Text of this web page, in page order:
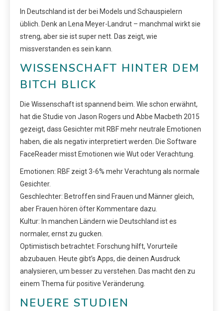
In Deutschland ist der bei Models und Schauspielern
üblich. Denk an Lena Meyer-Landrut – manchmal wirkt sie
streng, aber sie ist super nett. Das zeigt, wie
missverstanden es sein kann.
WISSENSCHAFT HINTER DEM
BITCH BLICK
Die Wissenschaft ist spannend beim. Wie schon erwähnt,
hat die Studie von Jason Rogers und Abbe Macbeth 2015
gezeigt, dass Gesichter mit RBF mehr neutrale Emotionen
haben, die als negativ interpretiert werden. Die Software
FaceReader misst Emotionen wie Wut oder Verachtung.
Emotionen: RBF zeigt 3-6% mehr Verachtung als normale
Gesichter.
Geschlechter: Betroffen sind Frauen und Männer gleich,
aber Frauen hören öfter Kommentare dazu.
Kultur: In manchen Ländern wie Deutschland ist es
normaler, ernst zu gucken.
Optimistisch betrachtet: Forschung hilft, Vorurteile
abzubauen. Heute gibt’s Apps, die deinen Ausdruck
analysieren, um besser zu verstehen. Das macht den zu
einem Thema für positive Veränderung.
NEUERE STUDIEN